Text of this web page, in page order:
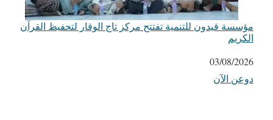
مؤسسة قيدون للتنمية تفتتح مركز تاج الوقار لتحفيظ القرآن
الكريم
التاريخ
03/08/2026
في ما يتعلق بما يأتي
دوعن الآن